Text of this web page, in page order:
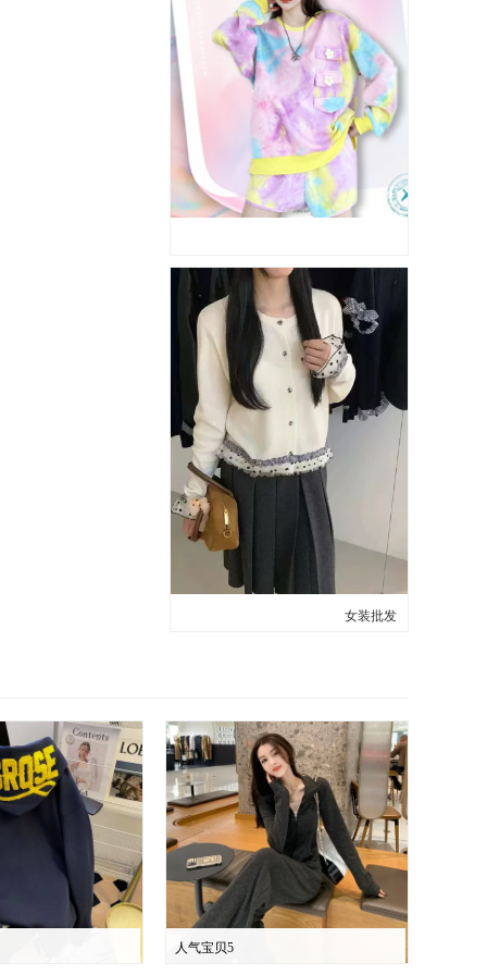
女装批发
人气宝贝5